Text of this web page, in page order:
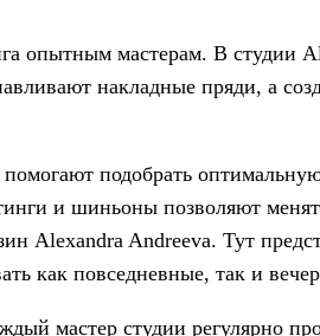
опытным мастерам. В студии
накладные пряди, а
подобрать
и шиньоны позволяют
Alexandra Andreeva. Тут
как повседневные, так и
мастер студии регулярно